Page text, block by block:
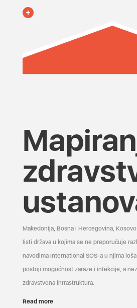
Makedonija, Bosna i Hercegovina,
listi država u kojima se ne preporučuje
navodima International SOS-a u njima
postoji mogućnost zaraze i infekcije, a
zdravstvena infrastruktura.
Read more